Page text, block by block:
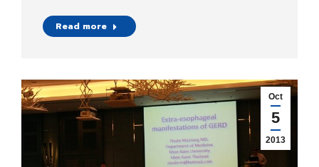
Read more
Oct
5
2013